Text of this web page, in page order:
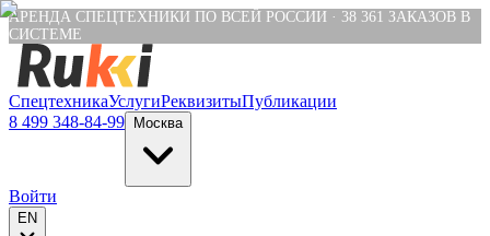
Verification: e6a4652c04df1fb8
АРЕНДА СПЕЦТЕХНИКИ ПО ВСЕЙ РОССИИ · 38 361 ЗАКАЗОВ В
СИСТЕМЕ
СпецтехникаУслугиРеквизитыПубликации
8 499 348-84-99
Москва
Войти
EN